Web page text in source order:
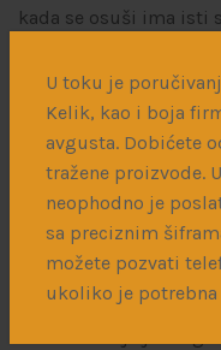
U toku je
Kelik, kao i boja
avgusta. Dobićete
tražene proizvode.
neophodno je
sa preciznim
možete pozvati
ukoliko je
kada se osuši ima isti
četkicom.
ATOM boje odlikuje
dodir u roku od 10
izdržljivost – što
sredstava preko.
hemiju, npr. sredstva
Nova serija boja